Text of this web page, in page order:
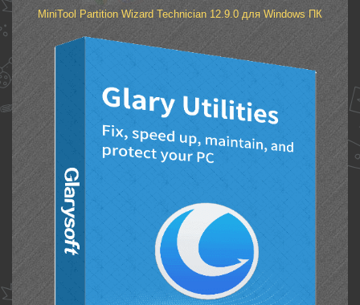
MiniTool Partition Wizard Technician 12.9.0 для Windows ПК